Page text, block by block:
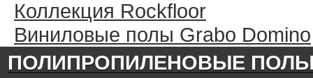
Коллекция Rockfloor
Виниловые полы Grabo Domino
ПОЛИПРОПИЛЕНОВЫЕ